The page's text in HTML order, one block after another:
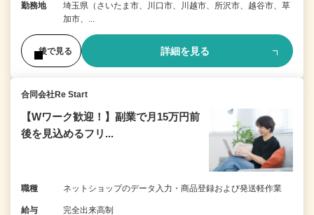
勤務地
埼玉県（さいたま市、川口市、川越市、所沢市、越谷市、草
加市、...
後で見る 詳細を見る
合同会社Re Start
【Wワーク歓迎！】副業で月15万円前
後を見込めるフリ...
職種 ネットショップのデータ入力・商品登録および発送軽作業
給与 完全出来高制